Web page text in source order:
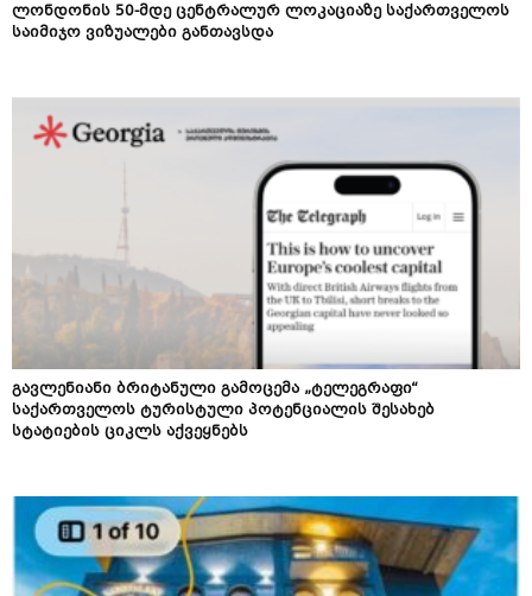
ლონდონის 50-მდე ცენტრალურ ლოკაციაზე საქართველოს
საიმიჯო ვიზუალები განთავსდა
გავლენიანი ბრიტანული გამოცემა „ტელეგრაფი“
საქართველოს ტურისტული პოტენციალის შესახებ
სტატიების ციკლს აქვეყნებს